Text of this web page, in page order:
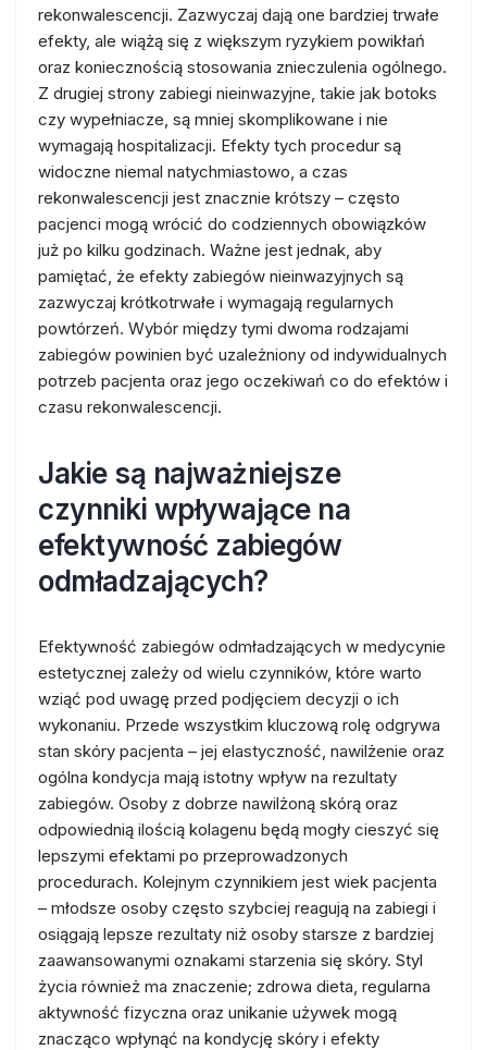
rekonwalescencji. Zazwyczaj dają one bardziej trwałe
efekty, ale wiążą się z większym ryzykiem powikłań
oraz koniecznością stosowania znieczulenia ogólnego.
Z drugiej strony zabiegi nieinwazyjne, takie jak botoks
czy wypełniacze, są mniej skomplikowane i nie
wymagają hospitalizacji. Efekty tych procedur są
widoczne niemal natychmiastowo, a czas
rekonwalescencji jest znacznie krótszy – często
pacjenci mogą wrócić do codziennych obowiązków
już po kilku godzinach. Ważne jest jednak, aby
pamiętać, że efekty zabiegów nieinwazyjnych są
zazwyczaj krótkotrwałe i wymagają regularnych
powtórzeń. Wybór między tymi dwoma rodzajami
zabiegów powinien być uzależniony od indywidualnych
potrzeb pacjenta oraz jego oczekiwań co do efektów i
czasu rekonwalescencji.
Jakie są najważniejsze
czynniki wpływające na
efektywność zabiegów
odmładzających?
Efektywność zabiegów odmładzających w medycynie
estetycznej zależy od wielu czynników, które warto
wziąć pod uwagę przed podjęciem decyzji o ich
wykonaniu. Przede wszystkim kluczową rolę odgrywa
stan skóry pacjenta – jej elastyczność, nawilżenie oraz
ogólna kondycja mają istotny wpływ na rezultaty
zabiegów. Osoby z dobrze nawilżoną skórą oraz
odpowiednią ilością kolagenu będą mogły cieszyć się
lepszymi efektami po przeprowadzonych
procedurach. Kolejnym czynnikiem jest wiek pacjenta
– młodsze osoby często szybciej reagują na zabiegi i
osiągają lepsze rezultaty niż osoby starsze z bardziej
zaawansowanymi oznakami starzenia się skóry. Styl
życia również ma znaczenie; zdrowa dieta, regularna
aktywność fizyczna oraz unikanie używek mogą
znacząco wpłynąć na kondycję skóry i efekty